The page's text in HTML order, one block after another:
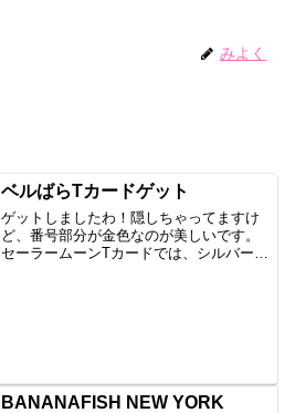
みよく
ベルばらTカードゲット
ゲットしましたわ！隠しちゃってますけ
ど、番号部分が金色なのが美しいです。
セーラームーンTカードでは、シルバーで
BANANAFISH NEW YORK